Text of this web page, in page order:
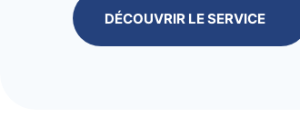
DÉCOUVRIR LE SERVICE